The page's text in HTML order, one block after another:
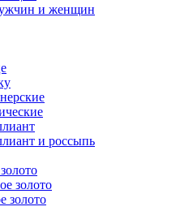
и женщин
и россыпь
золото
золото